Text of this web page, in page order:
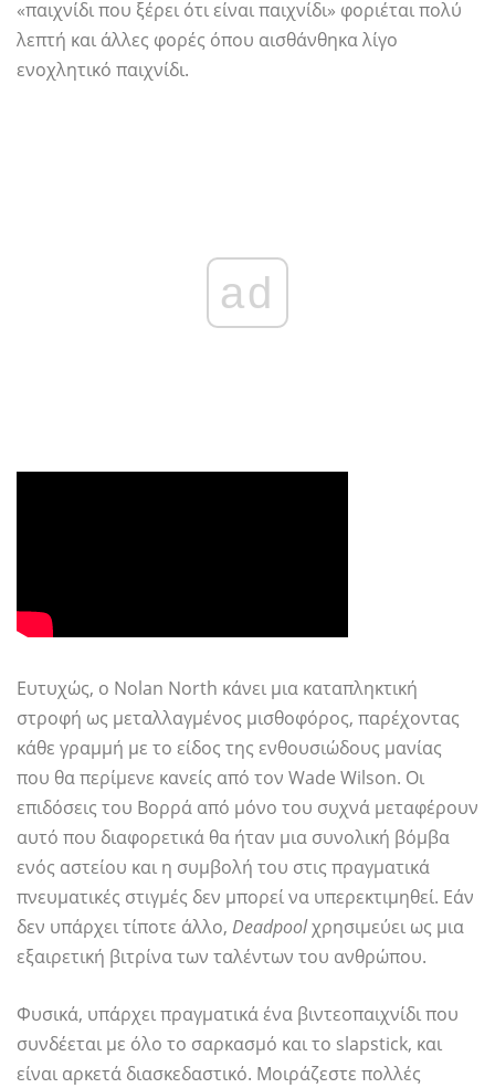
«παιχνίδι που ξέρει ότι είναι παιχνίδι» φοριέται πολύ
λεπτή και άλλες φορές όπου αισθάνθηκα λίγο
ενοχλητικό παιχνίδι.
ad
Ευτυχώς, ο Nolan North κάνει μια καταπληκτική
στροφή ως μεταλλαγμένος μισθοφόρος, παρέχοντας
κάθε γραμμή με το είδος της ενθουσιώδους μανίας
που θα περίμενε κανείς από τον Wade Wilson. Οι
επιδόσεις του Βορρά από μόνο του συχνά μεταφέρουν
αυτό που διαφορετικά θα ήταν μια συνολική βόμβα
ενός αστείου και η συμβολή του στις πραγματικά
πνευματικές στιγμές δεν μπορεί να υπερεκτιμηθεί. Εάν
δεν υπάρχει τίποτε άλλο, Deadpoolχρησιμεύει ως μια
εξαιρετική βιτρίνα των ταλέντων του ανθρώπου.
Φυσικά, υπάρχει πραγματικά ένα βιντεοπαιχνίδι που
συνδέεται με όλο το σαρκασμό και το slapstick, και
είναι αρκετά διασκεδαστικό. Μοιράζεστε πολλές